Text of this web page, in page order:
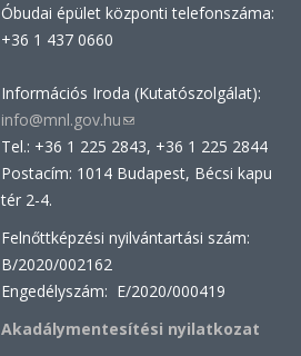
Óbudai épület központi telefonszáma:
+36 1 437 0660
Információs Iroda (Kutatószolgálat):
info@mnl.gov.hu(link
sends
e-
Tel.: +36 1 225 2843, +36 1 225 2844
Postacím: 1014 Budapest, Bécsi kapu
tér 2-4.
Felnőttképzési nyilvántartási szám:
B/2020/002162
Engedélyszám: E/2020/000419
Akadálymentesítési nyilatkozat